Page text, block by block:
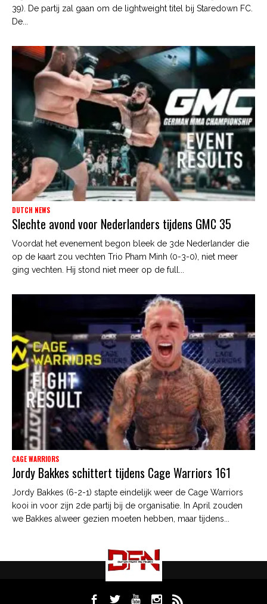
39). De partij zal gaan om de lightweight titel bij Staredown FC.
De...
DUTCH NEWS
Slechte avond voor Nederlanders tijdens GMC 35
Voordat het evenement begon bleek de 3de Nederlander die
op de kaart zou vechten Trio Pham Minh (0-3-0), niet meer
ging vechten. Hij stond niet meer op de full...
CAGE WARRIORS
Jordy Bakkes schittert tijdens Cage Warriors 161
Jordy Bakkes (6-2-1) stapte eindelijk weer de Cage Warriors
kooi in voor zijn 2de partij bij de organisatie. In April zouden
we Bakkes alweer gezien moeten hebben, maar tijdens...